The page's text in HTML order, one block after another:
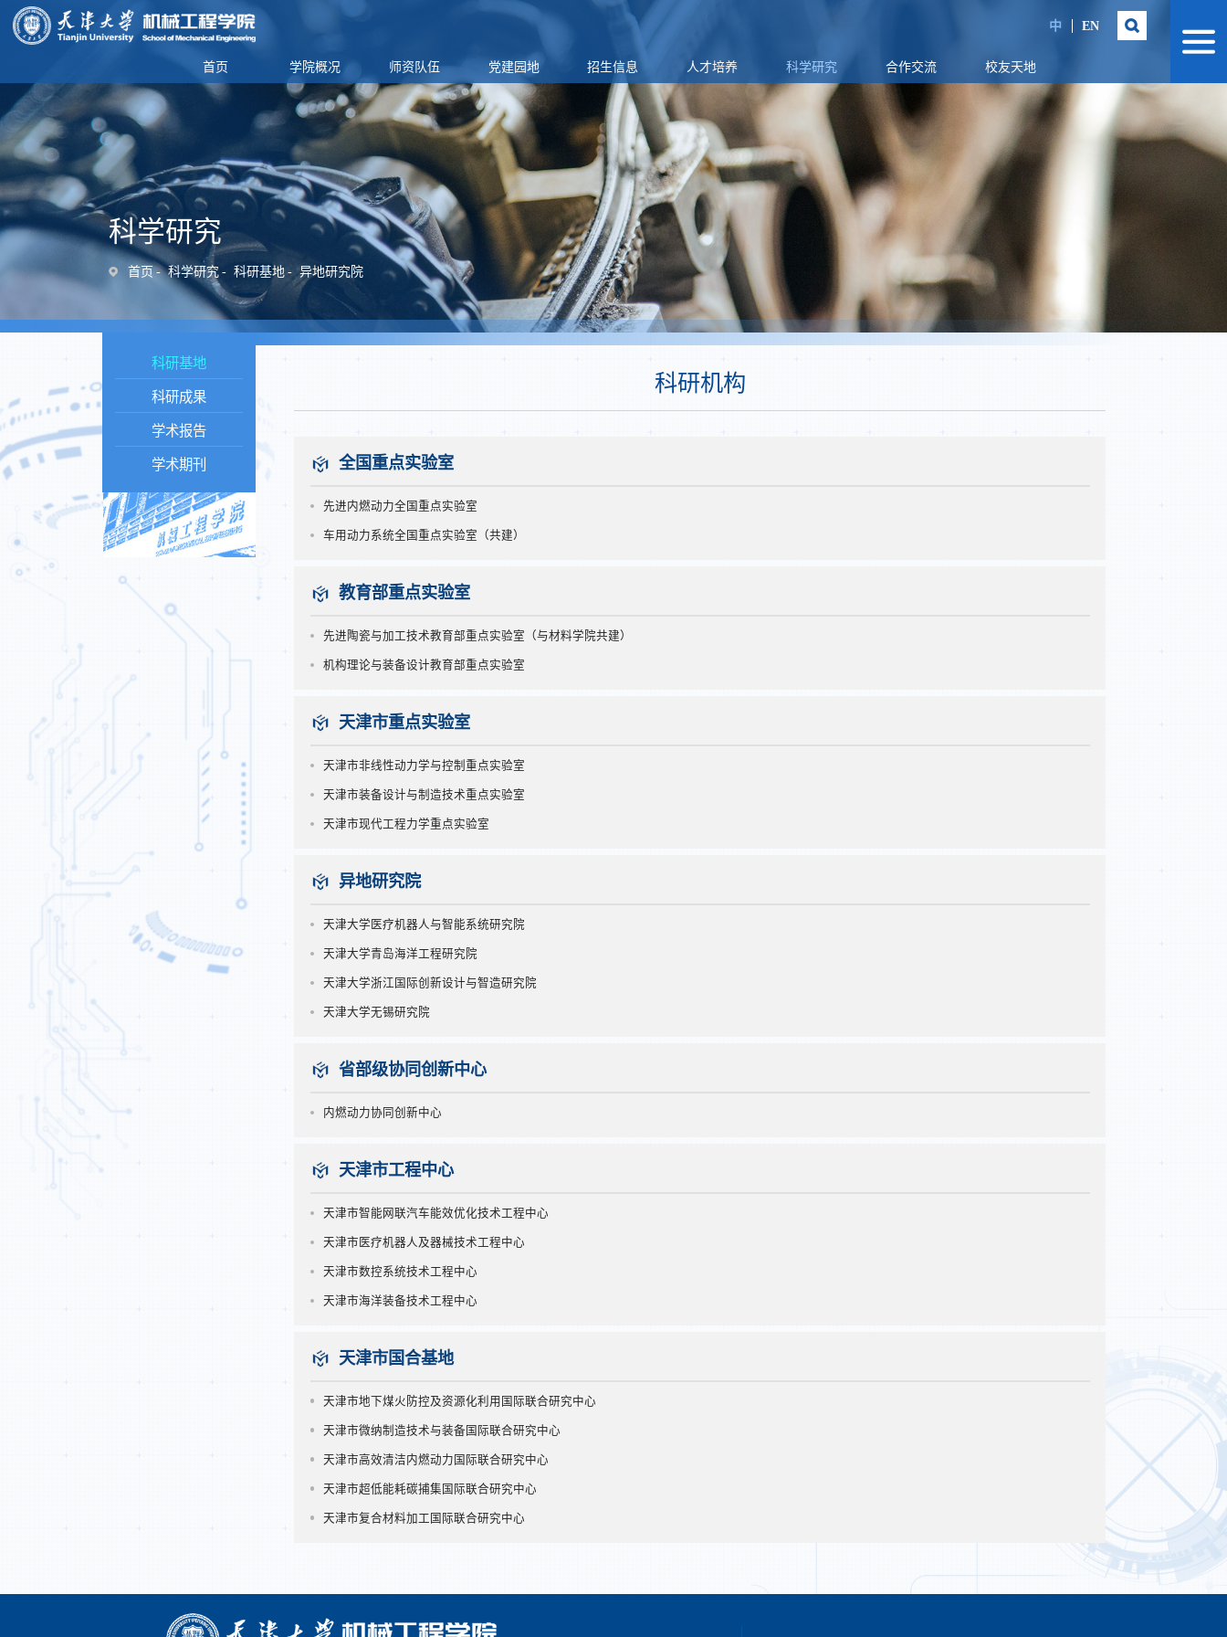
中 EN
首页 学院概况 师资队伍 党建园地 招生信息 人才培养 科学研究 合作交流 校友天地
科学研究
首页 科学研究 科研基地 异地研究院
科研机构
全国重点实验室
先进内燃动力全国重点实验室
车用动力系统全国重点实验室（共建）
教育部重点实验室
先进陶瓷与加工技术教育部重点实验室（与材料学院共建）
机构理论与装备设计教育部重点实验室
天津市重点实验室
天津市非线性动力学与控制重点实验室
天津市装备设计与制造技术重点实验室
天津市现代工程力学重点实验室
异地研究院
天津大学医疗机器人与智能系统研究院
天津大学青岛海洋工程研究院
天津大学浙江国际创新设计与智造研究院
天津大学无锡研究院
省部级协同创新中心
内燃动力协同创新中心
天津市工程中心
天津市智能网联汽车能效优化技术工程中心
天津市医疗机器人及器械技术工程中心
天津市数控系统技术工程中心
天津市海洋装备技术工程中心
天津市国合基地
天津市地下煤火防控及资源化利用国际联合研究中心
天津市微纳制造技术与装备国际联合研究中心
天津市高效清洁内燃动力国际联合研究中心
天津市超低能耗碳捕集国际联合研究中心
天津市复合材料加工国际联合研究中心
科研基地
科研成果
学术报告
学术期刊